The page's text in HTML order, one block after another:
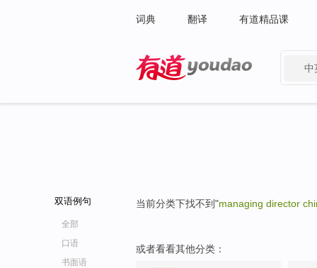
词典 翻译 有道精品课
中
双语例句
全部
口语
书面语
当前分类下找不到"managing director
或者看看其他分类：